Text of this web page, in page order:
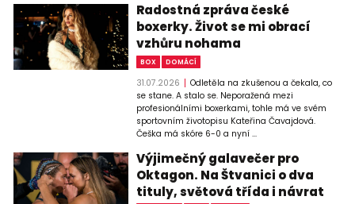
Radostná zpráva české
boxerky. Život se mi obrací
vzhůru nohama
BOX DOMÁCÍ
31.07.2026
Odletěla na zkušenou a čekala, co
se stane. A stalo se. Neporažená mezi
profesionálními boxerkami, tohle má ve svém
sportovním životopisu Kateřina Čavajdová.
Češka má skóre 6-0 a nyní ...
Výjimečný galavečer pro
Oktagon. Na Štvanici o dva
tituly, světová třída i návrat